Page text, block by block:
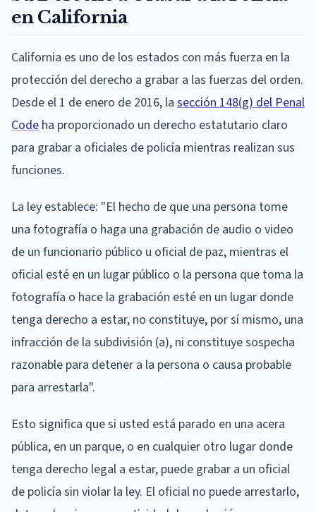
en California
California es uno de los estados con más fuerza en la
protección del derecho a grabar a las fuerzas del orden.
Desde el 1 de enero de 2016, la sección 148(g) del Penal
Code ha proporcionado un derecho estatutario claro
para grabar a oficiales de policía mientras realizan sus
funciones.
La ley establece: "El hecho de que una persona tome
una fotografía o haga una grabación de audio o video
de un funcionario público u oficial de paz, mientras el
oficial esté en un lugar público o la persona que toma la
fotografía o hace la grabación esté en un lugar donde
tenga derecho a estar, no constituye, por sí mismo, una
infracción de la subdivisión (a), ni constituye sospecha
razonable para detener a la persona o causa probable
para arrestarla".
Esto significa que si usted está parado en una acera
pública, en un parque, o en cualquier otro lugar donde
tenga derecho legal a estar, puede grabar a un oficial
de policía sin violar la ley. El oficial no puede arrestarlo,